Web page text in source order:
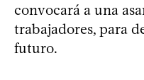
convocará a una
trabajadores, para
futuro.